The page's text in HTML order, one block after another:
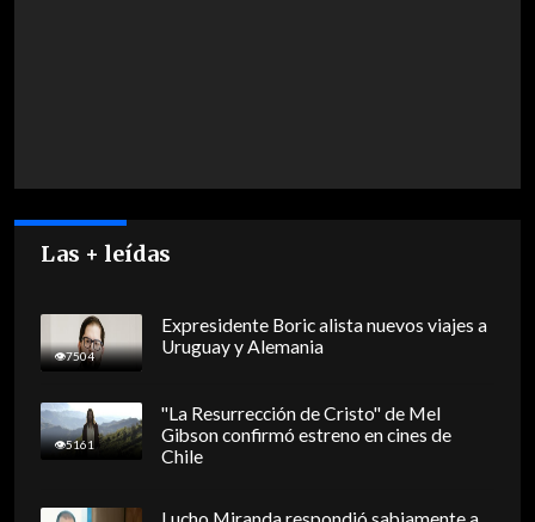
Las + leídas
7504
Expresidente Boric alista nuevos viajes a
Uruguay y Alemania
5161
"La Resurrección de Cristo" de Mel
Gibson confirmó estreno en cines de
Chile